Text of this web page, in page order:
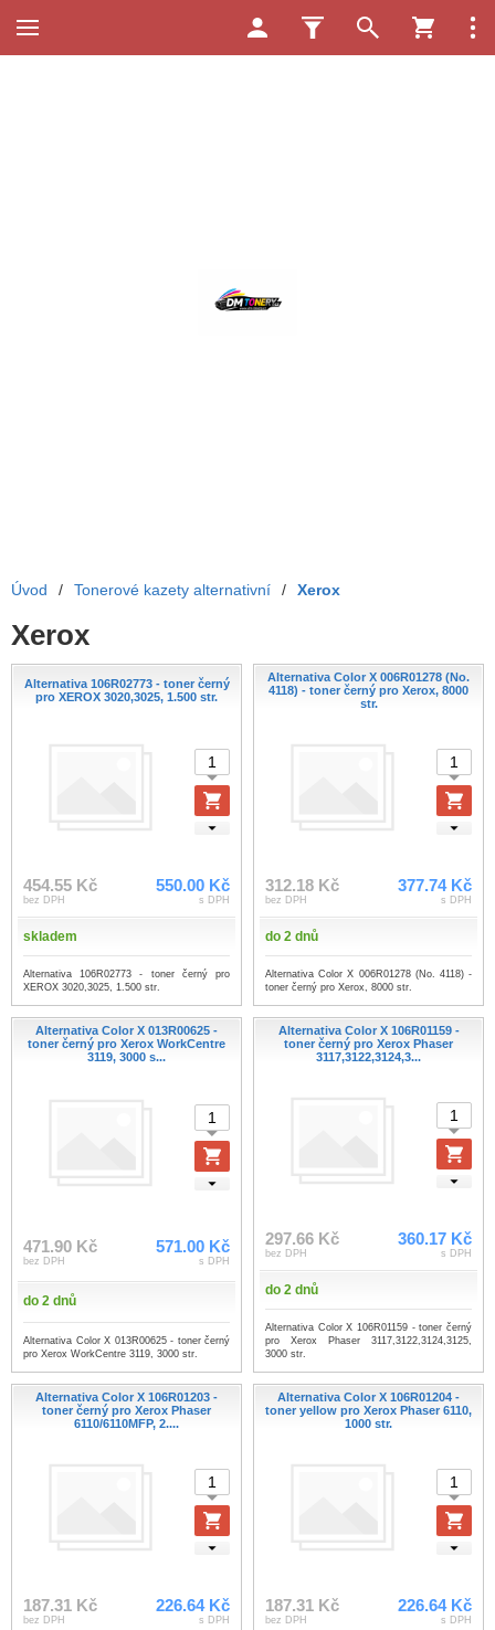
Úvod / Tonerové kazety alternativní / Xerox
Xerox
Alternativa 106R02773 - toner černý
pro XEROX 3020,3025, 1.500 str.
454.55 Kč
bez DPH
550.00 Kč
s DPH
skladem
Alternativa 106R02773 - toner černý pro
XEROX 3020,3025, 1.500 str.
Alternativa Color X 006R01278 (No.
4118) - toner černý pro Xerox, 8000
str.
312.18 Kč
bez DPH
377.74 Kč
s DPH
do 2 dnů
Alternativa Color X 006R01278 (No. 4118) -
toner černý pro Xerox, 8000 str.
Alternativa Color X 013R00625 -
toner černý pro Xerox WorkCentre
3119, 3000 s...
471.90 Kč
bez DPH
571.00 Kč
s DPH
do 2 dnů
Alternativa Color X 013R00625 - toner černý
pro Xerox WorkCentre 3119, 3000 str.
Alternativa Color X 106R01159 -
toner černý pro Xerox Phaser
3117,3122,3124,3...
297.66 Kč
bez DPH
360.17 Kč
s DPH
do 2 dnů
Alternativa Color X 106R01159 - toner černý
pro Xerox Phaser 3117,3122,3124,3125,
3000 str.
Alternativa Color X 106R01203 -
toner černý pro Xerox Phaser
6110/6110MFP, 2....
187.31 Kč
bez DPH
226.64 Kč
s DPH
Alternativa Color X 106R01204 -
toner yellow pro Xerox Phaser 6110,
1000 str.
187.31 Kč
bez DPH
226.64 Kč
s DPH